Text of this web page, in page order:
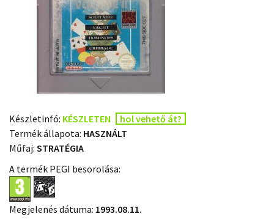
Készletinfó: KÉSZLETEN
hol vehető át?
Termék állapota: HASZNÁLT
Műfaj: STRATÉGIA
A termék PEGI besorolása:
Megjelenés dátuma: 1993.08.11.